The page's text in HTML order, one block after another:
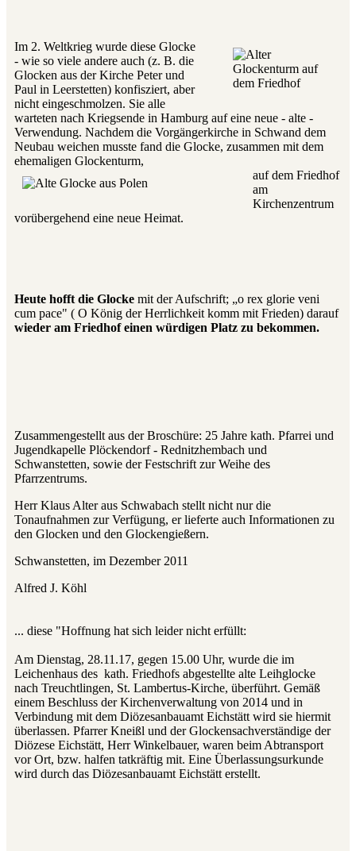
Im 2. Weltkrieg wurde diese Glocke
- wie so viele andere auch (z. B. die
Glocken aus der Kirche Peter und
Paul in Leerstetten) konfisziert, aber
nicht eingeschmolzen. Sie alle
warteten nach Kriegsende in Hamburg auf eine neue - alte -
Verwendung. Nachdem die Vorgängerkirche in Schwand dem
Neubau weichen musste fand die Glocke, zusammen mit dem
ehemaligen Glockenturm,
auf dem Friedhof
am
Kirchenzentrum
vorübergehend eine neue Heimat.
Heute hofft die Glocke mit der Aufschrift; „o rex glorie veni
cum pace" ( O König der Herrlichkeit komm mit Frieden) darauf
wieder am Friedhof einen würdigen Platz zu bekommen.
Zusammengestellt aus der Broschüre: 25 Jahre kath. Pfarrei und
Jugendkapelle Plöckendorf - Rednitzhembach und
Schwanstetten, sowie der Festschrift zur Weihe des
Pfarrzentrums.
Herr Klaus Alter aus Schwabach stellt nicht nur die
Tonaufnahmen zur Verfügung, er lieferte auch Informationen zu
den Glocken und den Glockengießern.
Schwanstetten, im Dezember 2011
Alfred J. Köhl
... diese "Hoffnung hat sich leider nicht erfüllt:
Am Dienstag, 28.11.17, gegen 15.00 Uhr, wurde die im
Leichenhaus des kath. Friedhofs abgestellte alte Leihglocke
nach Treuchtlingen, St. Lambertus-Kirche, überführt. Gemäß
einem Beschluss der Kirchenverwaltung von 2014 und in
Verbindung mit dem Diözesanbauamt Eichstätt wird sie hiermit
überlassen. Pfarrer Kneißl und der Glockensachverständige der
Diözese Eichstätt, Herr Winkelbauer, waren beim Abtransport
vor Ort, bzw. halfen tatkräftig mit. Eine Überlassungsurkunde
wird durch das Diözesanbauamt Eichstätt erstellt.